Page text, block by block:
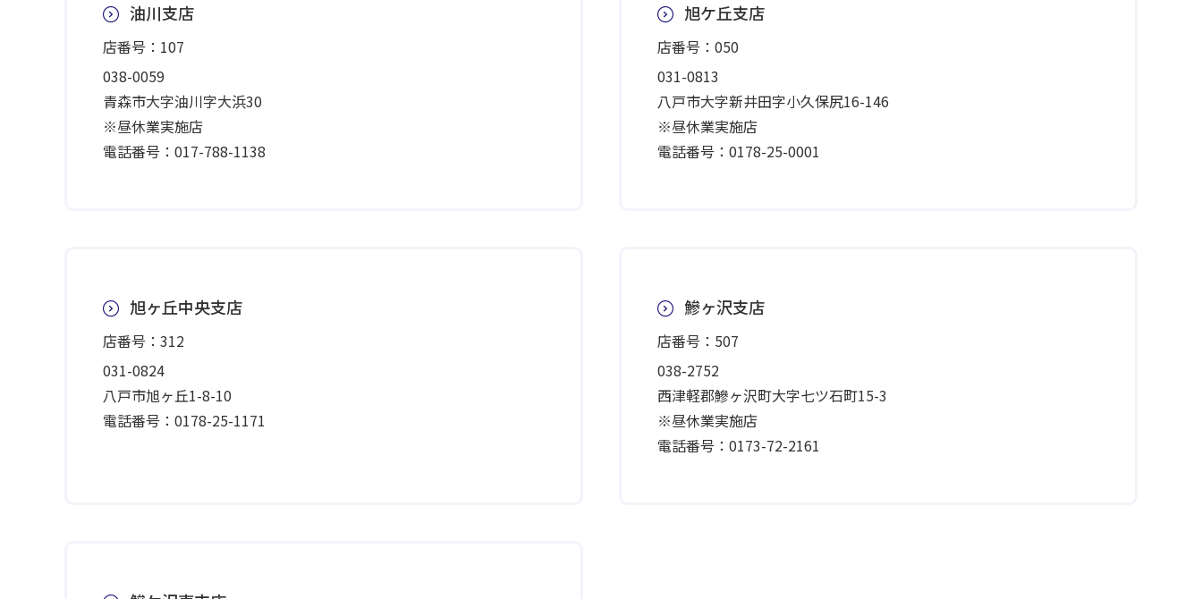
油川支店
店番号：107
038-0059
青森市大字油川字大浜30
※昼休業実施店
電話番号：017-788-1138
旭ケ丘支店
店番号：050
031-0813
八戸市大字新井田字小久保尻16-146
※昼休業実施店
電話番号：0178-25-0001
旭ヶ丘中央支店
店番号：312
031-0824
八戸市旭ヶ丘1-8-10
電話番号：0178-25-1171
鰺ヶ沢支店
店番号：507
038-2752
西津軽郡鰺ヶ沢町大字七ツ石町15-3
※昼休業実施店
電話番号：0173-72-2161